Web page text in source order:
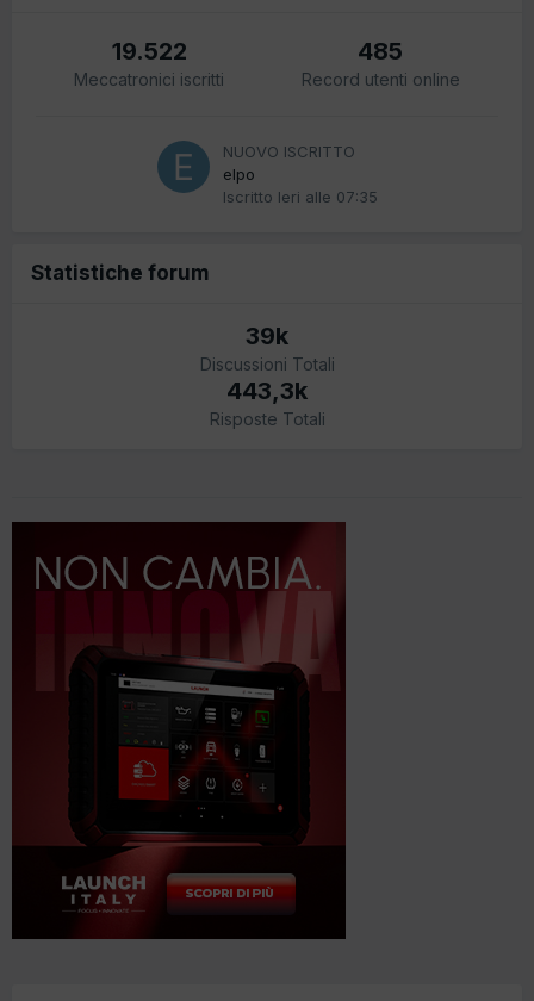
19.522
Meccatronici iscritti
485
Record utenti online
NUOVO ISCRITTO
elpo
Iscritto Ieri alle 07:35
Statistiche forum
39k
Discussioni Totali
443,3k
Risposte Totali